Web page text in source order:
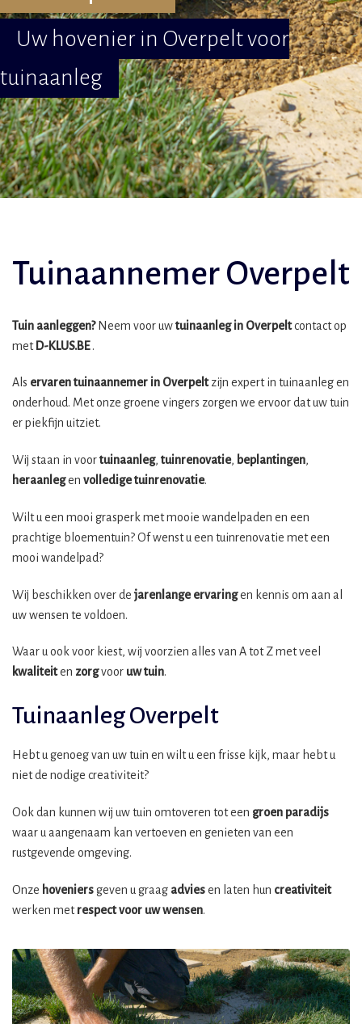
Uw hovenier in Overpelt voor
tuinaanleg
Tuinaannemer Overpelt
Tuin aanleggen?Neem voor uwtuinaanleg in Overpeltcontact op
metD-KLUS.BE.
Als ervaren tuinaannemer in Overpeltzijn expert in tuinaanleg en
onderhoud. Met onze groene vingers zorgen we ervoor dat uw tuin
er piekfijn uitziet.
Wij staan in voortuinaanleg, tuinrenovatie, beplantingen,
heraanlegen volledige tuinrenovatie.
Wilt u een mooi grasperk met mooie wandelpaden en een
prachtige bloementuin? Of wenst u een tuinrenovatie met een
mooi wandelpad?
Wij beschikken over dejarenlange ervaringen kennis om aan al
uw wensen te voldoen.
Waar u ook voor kiest, wij voorzien alles van A tot Z met veel
kwaliteiten zorgvoor uw tuin.
Tuinaanleg Overpelt
Hebt u genoeg van uw tuin en wilt u een frisse kijk, maar hebt u
niet de nodige creativiteit?
Ook dan kunnen wij uw tuin omtoveren tot een groen paradijs
waar u aangenaam kan vertoeven en genieten van een
rustgevende omgeving.
Onze hoveniersgeven u graag adviesen laten hun creativiteit
werken metrespect voor uw wensen.